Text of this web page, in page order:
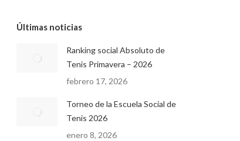
Últimas noticias
Ranking social Absoluto de
Tenis Primavera – 2026
febrero 17, 2026
Torneo de la Escuela Social de
Tenis 2026
enero 8, 2026